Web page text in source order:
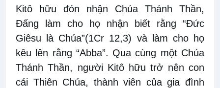
Kitô hữu đón nhận Chúa Thánh Thần,
Đấng làm cho họ nhận biết rằng “Đức
Giêsu là Chúa”(1Cr 12,3) và làm cho họ
kêu lên rằng “Abba”. Qua cùng một Chúa
Thánh Thần, người Kitô hữu trở nên con
cái Thiên Chúa, thành viên của gia đình